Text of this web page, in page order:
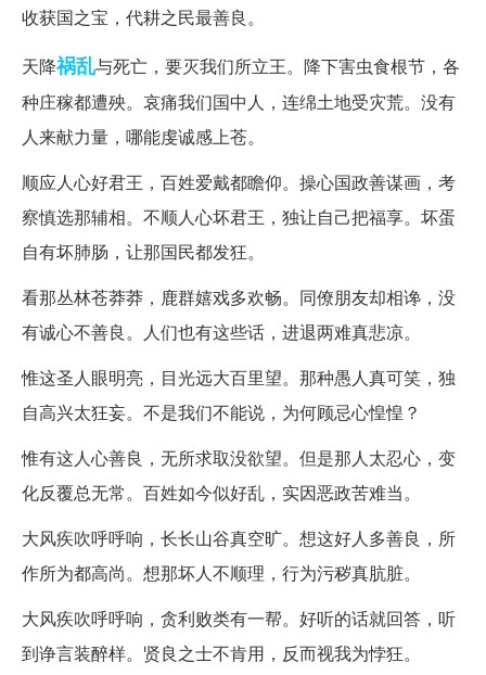
收获国之宝，代耕之民最善良。
天降祸乱与死亡，要灭我们所立王。降下害虫食根节，各
种庄稼都遭殃。哀痛我们国中人，连绵土地受灾荒。没有
人来献力量，哪能虔诚感上苍。
顺应人心好君王，百姓爱戴都瞻仰。操心国政善谋画，考
察慎选那辅相。不顺人心坏君王，独让自己把福享。坏蛋
自有坏肺肠，让那国民都发狂。
看那丛林苍莽莽，鹿群嬉戏多欢畅。同僚朋友却相谗，没
有诚心不善良。人们也有这些话，进退两难真悲凉。
惟这圣人眼明亮，目光远大百里望。那种愚人真可笑，独
自高兴太狂妄。不是我们不能说，为何顾忌心惶惶？
惟有这人心善良，无所求取没欲望。但是那人太忍心，变
化反覆总无常。百姓如今似好乱，实因恶政苦难当。
大风疾吹呼呼响，长长山谷真空旷。想这好人多善良，所
作所为都高尚。想那坏人不顺理，行为污秽真肮脏。
大风疾吹呼呼响，贪利败类有一帮。好听的话就回答，听
到诤言装醉样。贤良之士不肯用，反而视我为悖狂。